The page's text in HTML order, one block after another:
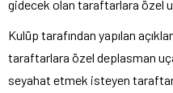
gidecek olan taraftarlara özel
Kulüp tarafından yapılan
taraftarlara özel deplasman
seyahat etmek isteyen